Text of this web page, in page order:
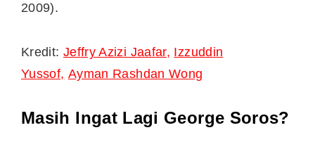
2009).
Kredit: Jeffry Azizi Jaafar, Izzuddin
Yussof, Ayman Rashdan Wong
Masih Ingat Lagi George Soros?